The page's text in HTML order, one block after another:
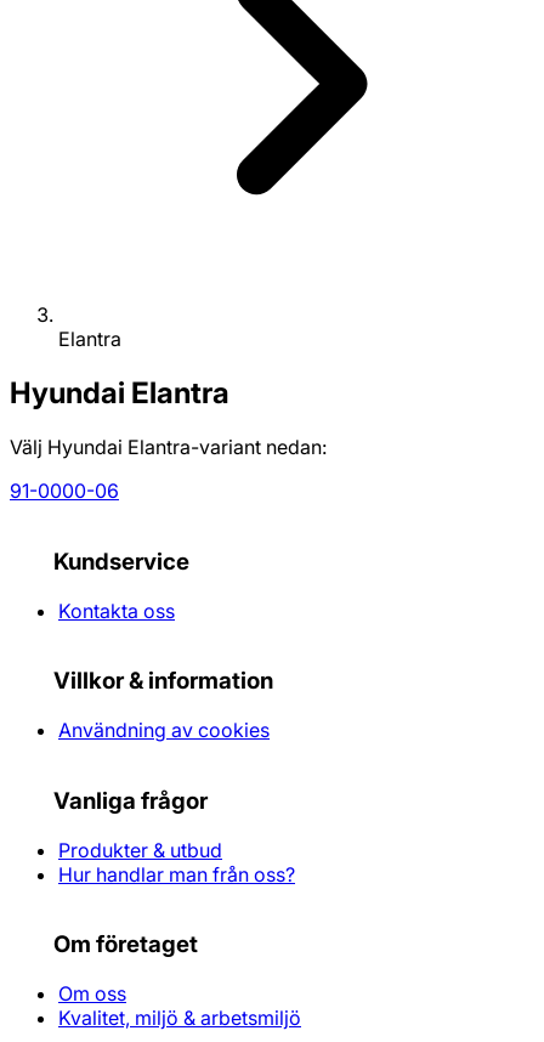
Elantra
Hyundai Elantra
Välj Hyundai Elantra-variant nedan:
91-0000-06
Kundservice
Kontakta oss
Villkor & information
Användning av cookies
Vanliga frågor
Produkter & utbud
Hur handlar man från oss?
Om företaget
Om oss
Kvalitet, miljö & arbetsmiljö